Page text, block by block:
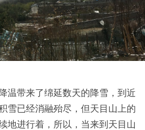
温带来了绵延数天的降雪，到近
雪已经消融殆尽，但天目山上的
地进行着，所以，当来到天目山